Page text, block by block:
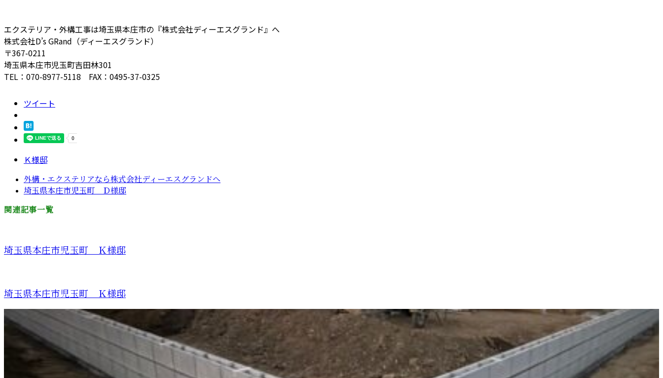
エクステリア・外構工事は埼玉県本庄市の『株式会社ディーエスグランド』へ
株式会社D’s GRand（ディーエスグランド）
〒367-0211
埼玉県本庄市児玉町吉田林301
TEL：070-8977-5118 FAX：0495-37-0325
ツイート
Ｋ様邸
外構・エクステリアなら株式会社ディーエスグランドへ
埼玉県本庄市児玉町 Ｄ様邸
関連記事一覧
埼玉県本庄市児玉町 Ｋ様邸
埼玉県本庄市児玉町 Ｋ様邸